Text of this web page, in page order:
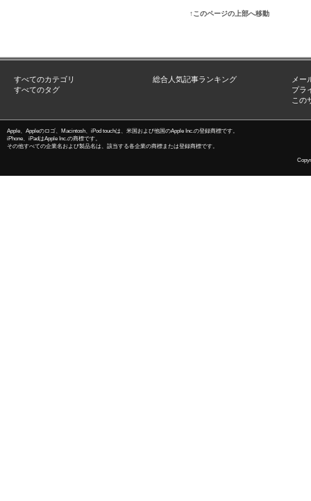
↑このページの上部へ移動
すべてのカテゴリ
すべてのタグ
総合人気記事ランキング
メー
プラ
この
Apple、Appleのロゴ、Macintosh、iPod touchは、米国および他国のApple Inc.の登録商標です。
iPhone、iPadはApple Inc.の商標です。
その他すべての企業名および製品名は、該当する各企業の商標または登録商標です。